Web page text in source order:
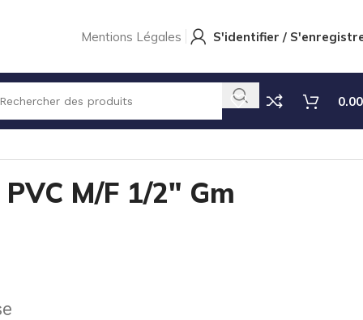
Mentions Légales S'identifier /
0.00
M/F 1/2″ Gm